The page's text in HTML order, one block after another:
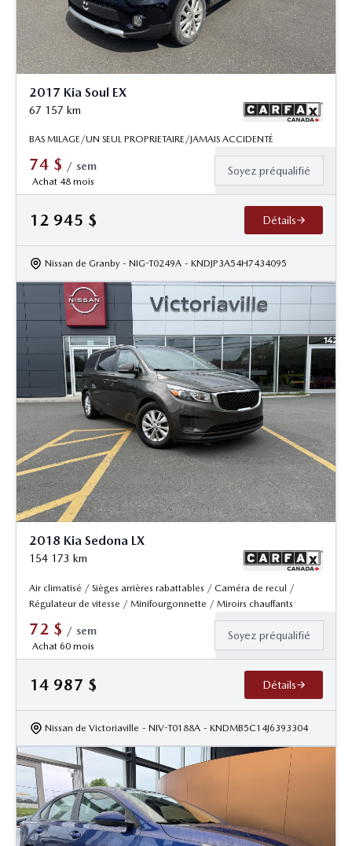
2017 Kia Soul EX
67 157 km
BAS MILAGE/UN SEUL PROPRIETAIRE/JAMAIS ACCIDENTÉ
74 $ / sem
Achat 48 mois
Soyez préqualifié
12 945 $ Détails
Nissan de Granby - NIG-T0249A - KNDJP3A54H7434095
2018 Kia Sedona LX
154 173 km
Air climatisé / Sièges arrières rabattables / Caméra de recul /
Régulateur de vitesse / Minifourgonnette / Miroirs chauffants
72 $ / sem
Achat 60 mois
Soyez préqualifié
14 987 $ Détails
Nissan de Victoriaville - NIV-T0188A - KNDMB5C14J6393304